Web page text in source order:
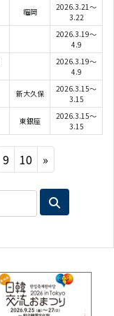
福岡
2026.3.21～
3.22
2026.3.19～
4.9
2026.3.19～
4.9
新大久保
2026.3.15～
3.15
東銀座
2026.3.15～
3.15
9 10 »